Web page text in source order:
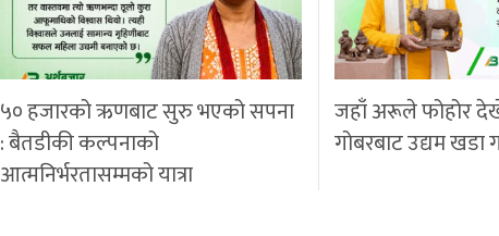
५० हजारको ऋणबाट सुरु भएको सपना
: बैतडीकी कल्पनाको
आत्मनिर्भरतासम्मको यात्रा
जहाँ अरूले फोहोर
गोबरबाट उद्यम खडा